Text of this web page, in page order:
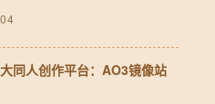
同人创作平台：AO3镜像站